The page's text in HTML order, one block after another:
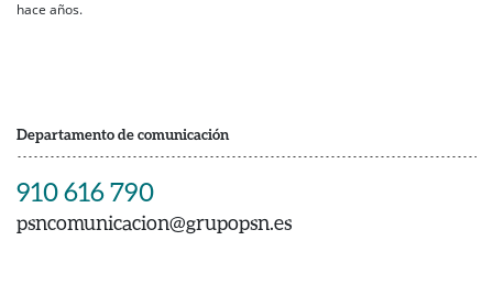
hace años.
Departamento de comunicación
910 616 790
psncomunicacion@grupopsn.es